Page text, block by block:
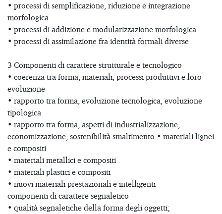
• processi di semplificazione, riduzione e integrazione
morfologica
• processi di addizione e modularizzazione morfologica
• processi di assimilazione fra identità formali diverse
3 Componenti di carattere strutturale e tecnologico
• coerenza tra forma, materiali, processi produttivi e loro
evoluzione
• rapporto tra forma, evoluzione tecnologica, evoluzione
tipologica
• rapporto tra forma, aspetti di industrializzazione,
economizzazione, sostenibilità smaltimento • materiali lignei
e compositi
• materiali metallici e compositi
• materiali plastici e compositi
• nuovi materiali prestazionali e intelligenti
componenti di carattere segnaletico
• qualità segnaletiche della forma degli oggetti;